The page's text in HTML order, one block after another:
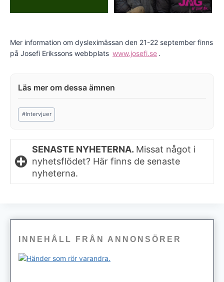
Mer information om dysleximässan den 21-22 september finns
på Josefi Erikssons webbplats www.josefi.se .
Post
Tags:
#Intervjuer
SENASTE NYHETERNA. Missat något i
nyhetsflödet? Här finns de senaste
nyheterna.
INNEHÅLL FRÅN ANNONSÖRER